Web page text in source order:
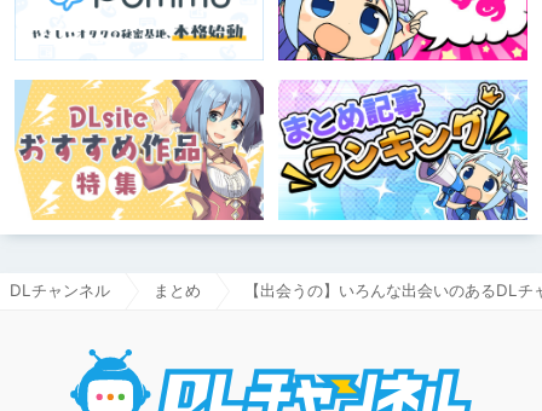
DLチャンネル まとめ 【出会うの】いろんな出会いのあるDL